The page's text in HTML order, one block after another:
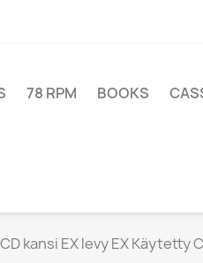
78 RPM BOOKS
kansi EX levy EX Käytetty